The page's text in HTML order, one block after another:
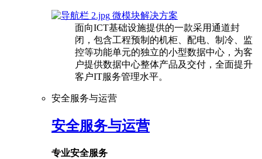
微模块解决方案
面向ICT基础设施提供的一款采用通道封
闭，包含工程预制的机柜、配电、制冷、监
控等功能单元的独立的小型数据中心，为客
户提供数据中心整体产品及交付，全面提升
客户IT服务管理水平。
安全服务与运营
安全服务与运营
专业安全服务